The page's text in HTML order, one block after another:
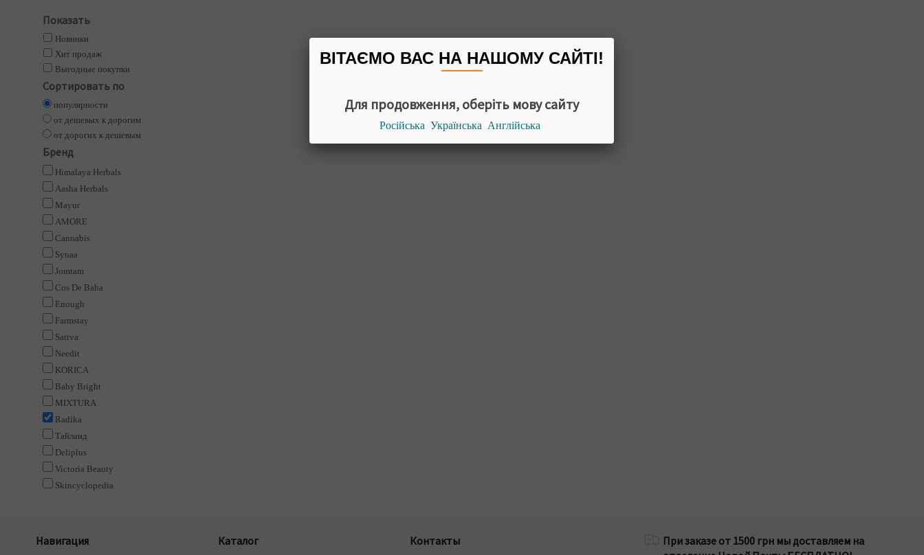
Показать
Новинки
Хит продаж
Выгодные покупки
Сортировать по
популярности
от дешевых к дорогим
от дорогих к дешевым
Бренд
Himalaya Herbals
Aasha Herbals
Mayur
AMORE
Cannabis
Synaa
Jomtam
Cos De Baha
Enough
Farmstay
Sattva
Needit
KORICA
Baby Bright
MIXTURA
Radika
Тайланд
Deliplus
Victoria Beauty
Skincyclopedia
Навигация Каталог Контакты
При заказе от 1500 грн мы доставляем на
ВІТАЄМО ВАС НА НАШОМУ САЙТІ!
Для продовження, оберіть мову сайту
Російська Українська Англійська